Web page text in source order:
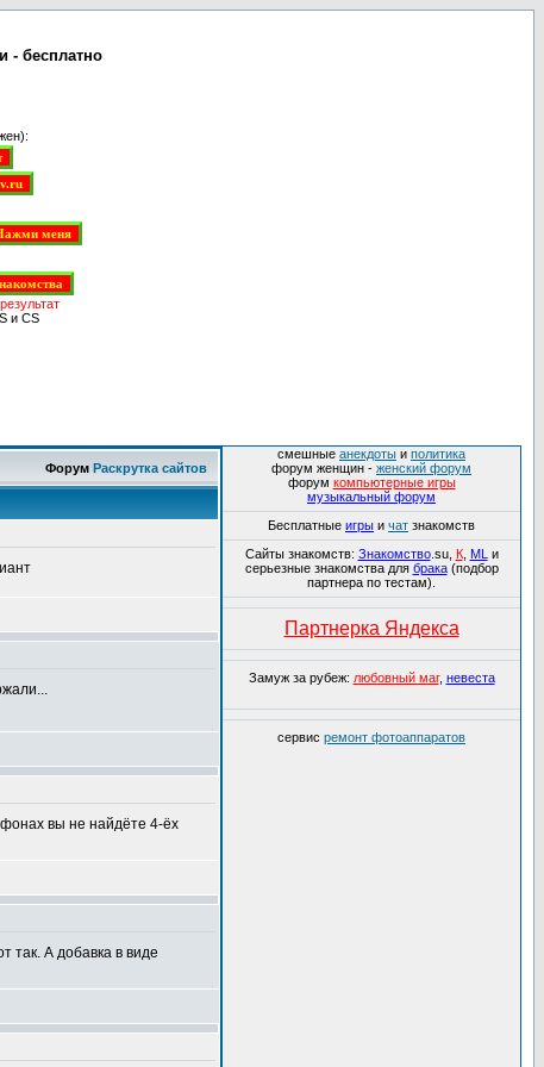
- бесплатно
и CS
Форум Раскрутка сайтов
вы не найдёте 4-ёх
так. А добавка в виде
смешные анекдоты и политика
форум женщин - женский форум
форум компьютерные игры
музыкальный форум
Бесплатные игры и чат знакомств
Сайты знакомств: Знакомство.su, К, ML и
серьезные знакомства для брака(подбор
партнера по тестам).
Партнерка Яндекса
Замуж за рубеж: любовный маг, невеста
сервис ремонт фотоаппаратов